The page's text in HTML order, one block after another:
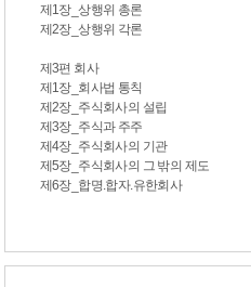
제1장_상행위 총론
제2장_상행위 각론
제3편 회사
제1장_회사법 통칙
제2장_주식회사의 설립
제3장_주식과 주주
제4장_주식회사의 기관
제5장_주식회사의 그 밖의 제도
제6장_합명.합자.유한회사